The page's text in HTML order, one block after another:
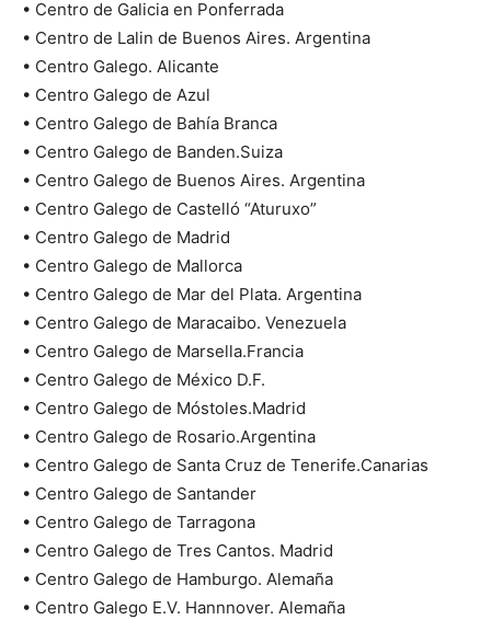
• Centro de Galicia en Ponferrada
• Centro de Lalin de Buenos Aires. Argentina
• Centro Galego. Alicante
• Centro Galego de Azul
• Centro Galego de Bahía Branca
• Centro Galego de Banden.Suiza
• Centro Galego de Buenos Aires. Argentina
• Centro Galego de Castelló “Aturuxo”
• Centro Galego de Madrid
• Centro Galego de Mallorca
• Centro Galego de Mar del Plata. Argentina
• Centro Galego de Maracaibo. Venezuela
• Centro Galego de Marsella.Francia
• Centro Galego de México D.F.
• Centro Galego de Móstoles.Madrid
• Centro Galego de Rosario.Argentina
• Centro Galego de Santa Cruz de Tenerife.Canarias
• Centro Galego de Santander
• Centro Galego de Tarragona
• Centro Galego de Tres Cantos. Madrid
• Centro Galego de Hamburgo. Alemaña
• Centro Galego E.V. Hannnover. Alemaña